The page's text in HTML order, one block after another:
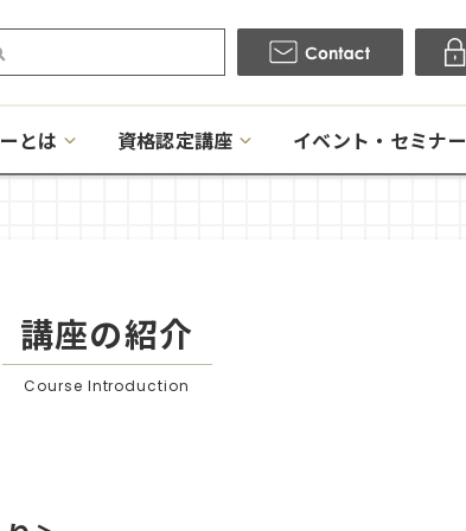
とは 資格認定講座 イベント・セミナー
講座の紹介
Course Introduction